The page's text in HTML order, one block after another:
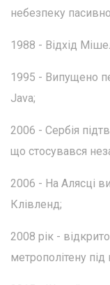
небезпеку
1988 - Відхід
1995 - Випущено
Java;
2006 - Сербія
що стосувався
2006 - На Алясці
Клівленд;
2008 рік -
метрополітену